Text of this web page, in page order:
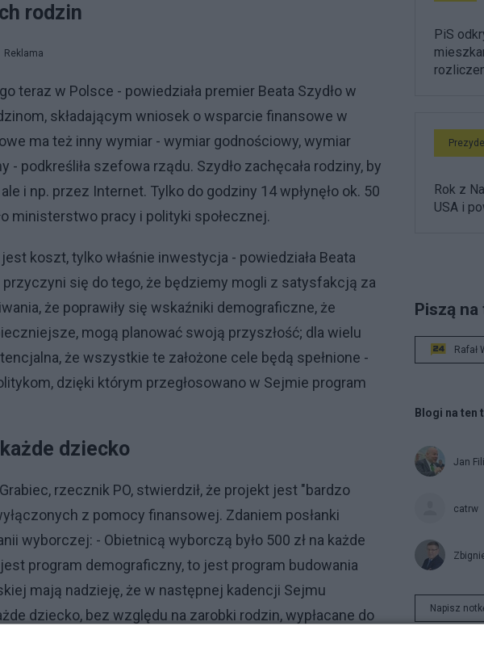
rodzin
Reklama
teraz w Polsce - powiedziała premier Beata Szydło w
składającym wniosek o wsparcie finansowe w
ma też inny wymiar - wymiar godnościowy, wymiar
szefowa rządu. Szydło zachęcała rodziny, by
i np. przez Internet. Tylko do godziny 14 wpłynęło ok. 50
ministerstwo pracy i polityki społecznej.
koszt, tylko właśnie inwestycja - powiedziała Beata
przyczyni się do tego, że będziemy mogli z satysfakcją za
że poprawiły się wskaźniki demograficzne, że
mogą planować swoją przyszłość; dla wielu
że wszystkie te założone cele będą spełnione -
dzięki którym przegłosowano w Sejmie program
dziecko
rzecznik PO, stwierdził, że projekt jest "bardzo
z pomocy finansowej. Zdaniem posłanki
wyborczej: - Obietnicą wyborczą było 500 zł na każde
program demograficzny, to jest program budowania
mają nadzieję, że w następnej kadencji Sejmu
dziecko, bez względu na zarobki rodzin, wypłacane do
PiS
Rok z
USA i
Piszą
Rafał
Blogi na ten
Jan
catrw
Napisz